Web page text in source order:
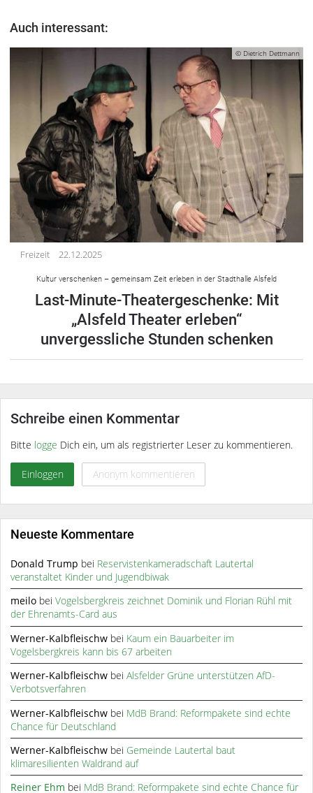
Auch interessant:
© Dietrich Dettmann
Freizeit 22.12.2025
Kultur verschenken – gemeinsam Zeit erleben in der Stadthalle Alsfeld
Last-Minute-Theatergeschenke: Mit
„Alsfeld Theater erleben“
unvergessliche Stunden schenken
Schreibe einen Kommentar
Bitte logge Dich ein, um als registrierter Leser zu kommentieren.
Einloggen Anonym kommentieren
Neueste Kommentare
Donald Trump bei Reservistenkameradschaft Lautertal
veranstaltet Kinder und Jugendbiwak
meilo beiVogelsbergkreis zeichnet Dominik und Florian Rühl mit
der Ehrenamts-Card aus
Werner-Kalbfleischw bei Kaum ein Bauarbeiter im
Vogelsbergkreis kann bis 67 arbeiten
Werner-Kalbfleischw beiAlsfelder Grüne unterstützen AfD-
Verbotsverfahren
Werner-Kalbfleischw bei MdB Brand: Reformpakete sind echte
Chance für Deutschland
Werner-Kalbfleischw bei Gemeinde Lautertal baut
klimaresilienten Waldrand auf
Reiner Ehm bei MdB Brand: Reformpakete sind echte Chance für